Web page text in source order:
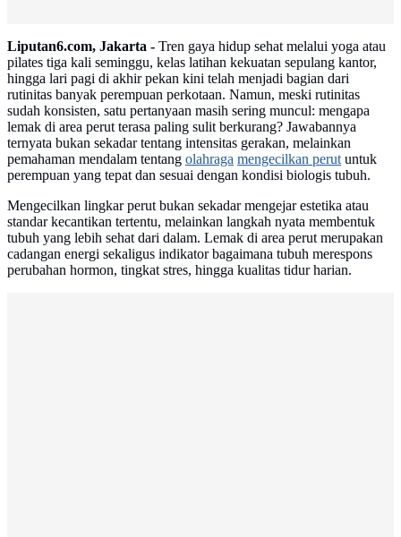
Liputan6.com, Jakarta - Tren gaya hidup sehat melalui yoga atau
pilates tiga kali seminggu, kelas latihan kekuatan sepulang kantor,
hingga lari pagi di akhir pekan kini telah menjadi bagian dari
rutinitas banyak perempuan perkotaan. Namun, meski rutinitas
sudah konsisten, satu pertanyaan masih sering muncul: mengapa
lemak di area perut terasa paling sulit berkurang? Jawabannya
ternyata bukan sekadar tentang intensitas gerakan, melainkan
pemahaman mendalam tentang olahraga mengecilkan perutuntuk
perempuan yang tepat dan sesuai dengan kondisi biologis tubuh.
Mengecilkan lingkar perut bukan sekadar mengejar estetika atau
standar kecantikan tertentu, melainkan langkah nyata membentuk
tubuh yang lebih sehat dari dalam. Lemak di area perut merupakan
cadangan energi sekaligus indikator bagaimana tubuh merespons
perubahan hormon, tingkat stres, hingga kualitas tidur harian.